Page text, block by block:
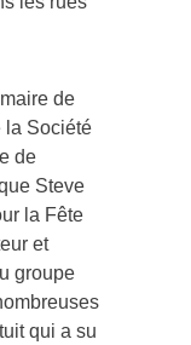
de
la Société
de
Steve
la Fête
et
groupe
qui a su